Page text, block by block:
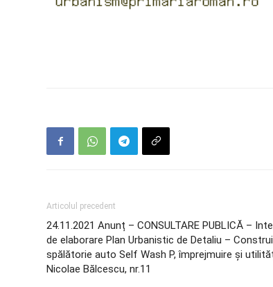
Articolul precedent
24.11.2021 Anunț – CONSULTARE PUBLICĂ –
de elaborare Plan Urbanistic de Detaliu –
spălătorie auto Self Wash P, împrejmuire și
Nicolae Bălcescu, nr.11